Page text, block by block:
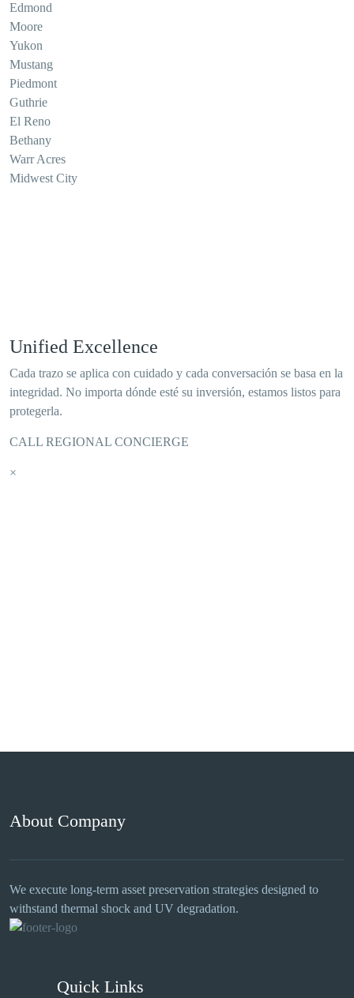
Edmond
Moore
Yukon
Mustang
Piedmont
Guthrie
El Reno
Bethany
Warr Acres
Midwest City
Unified Excellence
Cada trazo se aplica con cuidado y cada conversación se basa en la
integridad. No importa dónde esté su inversión, estamos listos para
protegerla.
CALL REGIONAL CONCIERGE
×
About Company
We execute long-term asset preservation strategies designed to
withstand thermal shock and UV degradation.
Quick Links